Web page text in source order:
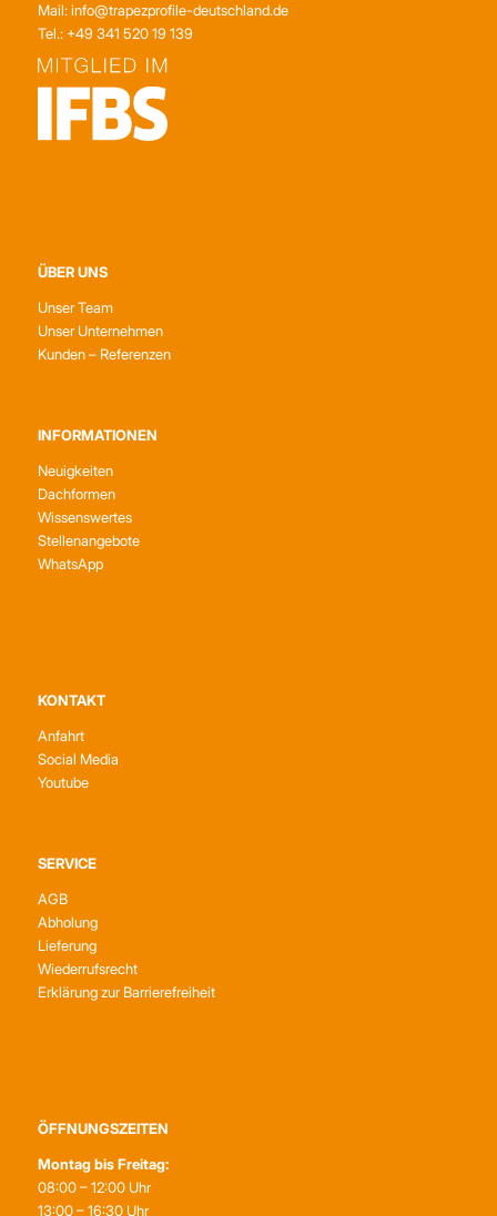
Mail: info@trapezprofile-deutschland.de
Tel.: +49 341 520 19 139
ÜBER UNS
Unser Team
Unser Unternehmen
Kunden – Referenzen
INFORMATIONEN
Neuigkeiten
Dachformen
Wissenswertes
Stellenangebote
WhatsApp
KONTAKT
Anfahrt
Social Media
Youtube
SERVICE
AGB
Abholung
Lieferung
Wiederrufsrecht
Erklärung zur Barrierefreiheit
ÖFFNUNGSZEITEN
Montag bis Freitag:
08:00 – 12:00 Uhr
13:00 – 16:30 Uhr